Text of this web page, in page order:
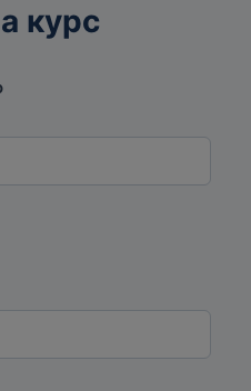
90-05
курс